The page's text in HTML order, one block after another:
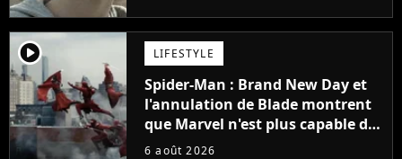
player2 LIFESTYLE
Spider-Man : Brand New Day et
l'annulation de Blade montrent
que Marvel n'est plus capable de
faire quoi que ce soit de simple
6 août 2026